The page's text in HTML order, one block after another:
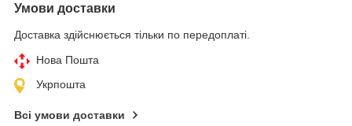
Умови доставки
Доставка здійснюється тільки по передоплаті.
Нова Пошта
Укрпошта
Всі умови доставки